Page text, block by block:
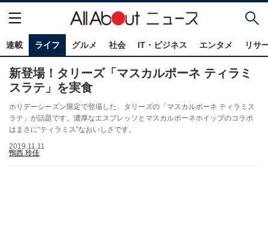
連載 ライフ グルメ 社会 IT・ビジネス エンタメ リサ
新登場！タリーズ「マスカルポーネ ティラミ
スラテ」を実食
ホリデーシーズン限定で登場した、タリーズの「マスカルポーネ ティラミス
ラテ」が話題です。濃厚なエスプレッソとマスカルポーネホイップのコラボ
はまさに“ティラミス”なおいしさです。
2019.11.11
鴨西 玲佳